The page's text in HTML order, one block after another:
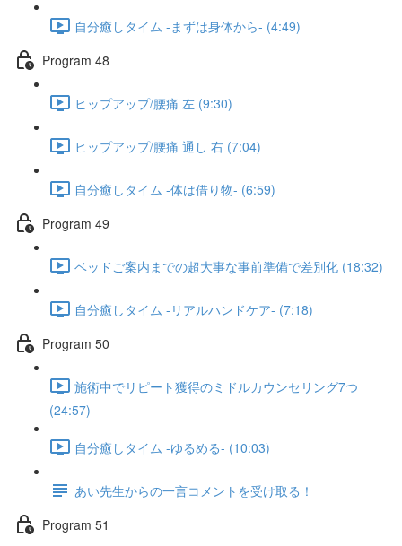
自分癒しタイム -まずは身体から- (4:49)
Program 48
ヒップアップ/腰痛 左 (9:30)
ヒップアップ/腰痛 通し 右 (7:04)
自分癒しタイム -体は借り物- (6:59)
Program 49
ベッドご案内までの超大事な事前準備で差別化 (18:32)
自分癒しタイム -リアルハンドケア- (7:18)
Program 50
施術中でリピート獲得のミドルカウンセリング7つ
(24:57)
自分癒しタイム -ゆるめる- (10:03)
あい先生からの一言コメントを受け取る！
Program 51